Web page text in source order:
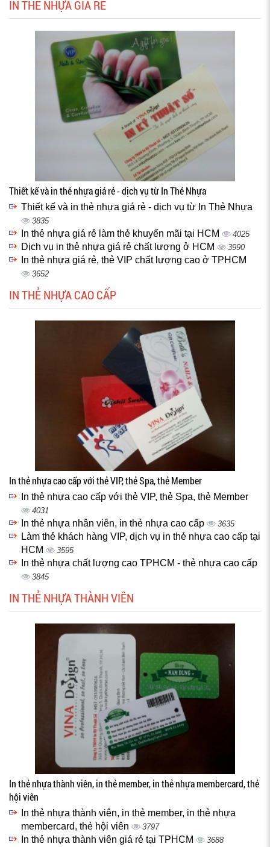
IN THẺ NHỰA GIÁ RẺ
Thiết kế và in thẻ nhựa giá rẻ - dịch vụ từ In Thẻ Nhựa
Thiết kế và in thẻ nhựa giá rẻ - dịch vụ từ In Thẻ Nhựa
3835
In thẻ nhựa giá rẻ làm thẻ khuyến mãi tại HCM 4025
Dịch vụ in thẻ nhựa giá rẻ chất lượng ở HCM 3990
In thẻ nhựa giá rẻ, thẻ VIP chất lượng cao ở TPHCM
3652
IN THẺ NHỰA CAO CẤP
In thẻ nhựa cao cấp với thẻ VIP, thẻ Spa, thẻ Member
In thẻ nhựa cao cấp với thẻ VIP, thẻ Spa, thẻ Member
4031
In thẻ nhựa nhân viên, in thẻ nhựa cao cấp 3635
Làm thẻ khách hàng VIP, dịch vụ in thẻ nhựa cao cấp tại
HCM
3595
In thẻ nhựa chất lượng cao TPHCM - thẻ nhựa cao cấp
3845
IN THẺ NHỰA THÀNH VIÊN
In thẻ nhựa thành viên, in thẻ member, in thẻ nhựa membercard, thẻ
hội viên
In thẻ nhựa thành viên, in thẻ member, in thẻ nhựa
membercard, thẻ hội viên
3797
In thẻ nhựa thành viên giá rẻ tại TPHCM 3688